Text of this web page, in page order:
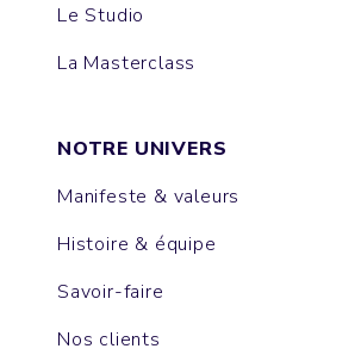
Le Studio
La Masterclass
NOTRE UNIVERS
Manifeste & valeurs
Histoire & équipe
Savoir-faire
Nos clients